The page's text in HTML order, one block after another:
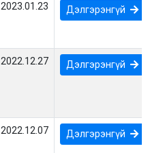
2023.01.23 Дэлгэрэнгүй
2022.12.27 Дэлгэрэнгүй
2022.12.07 Дэлгэрэнгүй